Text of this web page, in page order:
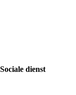
Sociale dienst